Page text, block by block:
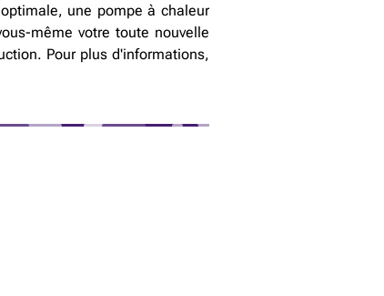
une pompe à chaleur
même votre toute nouvelle
Pour plus d'informations,